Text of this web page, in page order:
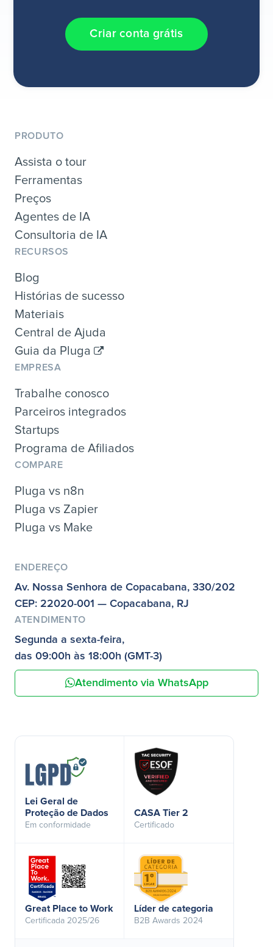
Criar conta grátis
PRODUTO
Assista o tour
Ferramentas
Preços
Agentes de IA
Consultoria de IA
RECURSOS
Blog
Histórias de sucesso
Materiais
Central de Ajuda
Guia da Pluga
EMPRESA
Trabalhe conosco
Parceiros integrados
Startups
Programa de Afiliados
COMPARE
Pluga vs n8n
Pluga vs Zapier
Pluga vs Make
ENDEREÇO
Av. Nossa Senhora de Copacabana, 330/202
CEP: 22020-001 — Copacabana, RJ
ATENDIMENTO
Segunda a sexta-feira,
das 09:00h às 18:00h (GMT-3)
Atendimento via WhatsApp
Lei Geral de
Proteção de Dados
Em conformidade
CASA Tier 2
Certificado
Great Place to Work
Certificada 2025/26
Líder de categoria
B2B Awards 2024